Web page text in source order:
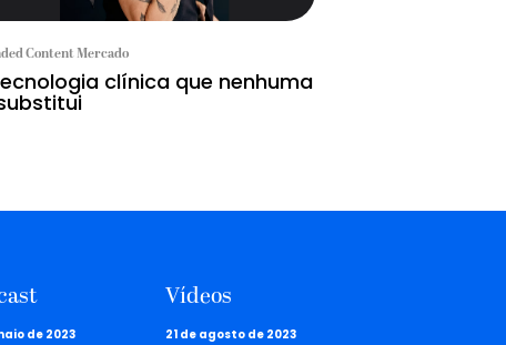
Content Mercado
clínica que nenhuma
de 2023
Vídeos
21 de agosto de 2023